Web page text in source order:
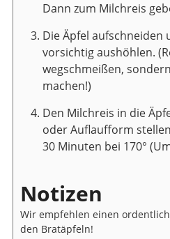
Dann zum Milchreis
Die Äpfel aufschneiden
vorsichtig aushöhlen.
wegschmeißen,
machen!)
Den Milchreis in die
oder Auflaufform
30 Minuten bei 170°
Notizen
Wir empfehlen einen
den Bratäpfeln!